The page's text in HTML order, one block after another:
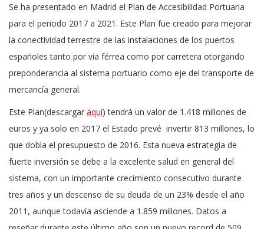
Se ha presentado en Madrid el Plan de Accesibilidad Portuaria
para el periodo 2017 a 2021. Este Plan fue creado para mejorar
la conectividad terrestre de las instalaciones de los puertos
españoles tanto por vía férrea como por carretera otorgando
preponderancia al sistema portuario como eje del transporte de
mercancía general.
Este Plan(descargar aquí) tendrá un valor de 1.418 millones de
euros y ya solo en 2017 el Estado prevé invertir 813 millones, lo
que dobla el presupuesto de 2016. Esta nueva estrategia de
fuerte inversión se debe a la excelente salud en general del
sistema, con un importante crecimiento consecutivo durante
tres años y un descenso de su deuda de un 23% desde el año
2011, aunque todavía asciende a 1.859 millones. Datos a